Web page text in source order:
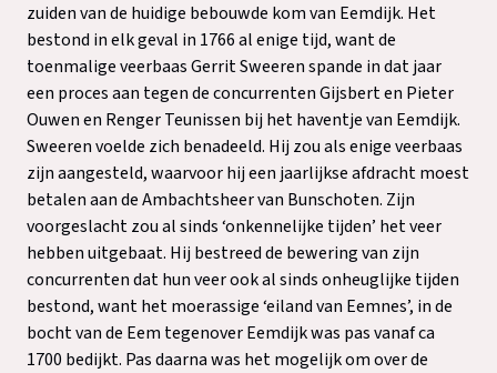
zuiden van de huidige bebouwde kom van Eemdijk. Het
bestond in elk geval in 1766 al enige tijd, want de
toenmalige veerbaas Gerrit Sweeren spande in dat jaar
een proces aan tegen de concurrenten Gijsbert en Pieter
Ouwen en Renger Teunissen bij het haventje van Eemdijk.
Sweeren voelde zich benadeeld. Hij zou als enige veerbaas
zijn aangesteld, waarvoor hij een jaarlijkse afdracht moest
betalen aan de Ambachtsheer van Bunschoten. Zijn
voorgeslacht zou al sinds ‘onkennelijke tijden’ het veer
hebben uitgebaat. Hij bestreed de bewering van zijn
concurrenten dat hun veer ook al sinds onheuglijke tijden
bestond, want het moerassige ‘eiland van Eemnes’, in de
bocht van de Eem tegenover Eemdijk was pas vanaf ca
1700 bedijkt. Pas daarna was het mogelijk om over de